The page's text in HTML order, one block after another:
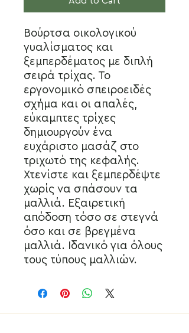
Βούρτσα οικολογικού
γυαλίσματος και
ξεμπερδέματος με διπλή
σειρά τρίχας. Το
εργονομικό σπειροειδές
σχήμα και οι απαλές,
εύκαμπτες τρίχες
δημιουργούν ένα
ευχάριστο μασάζ στο
τριχωτό της κεφαλής.
Χτενίστε και ξεμπερδέψτε
χωρίς να σπάσουν τα
μαλλιά. Εξαιρετική
απόδοση τόσο σε στεγνά
όσο και σε βρεγμένα
μαλλιά. Ιδανικό για όλους
τους τύπους μαλλιών.